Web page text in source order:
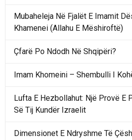
Mubaheleja Në Fjalët E Imamit
Khamenei (Allahu E Mëshiroftë)
Çfarë Po Ndodh Në Shqipëri?
Imam Khomeini – Shembulli I
Lufta E Hezbollahut: Një Provë E
Së Tij Kundër Izraelit
Dimensionet E Ndryshme Të